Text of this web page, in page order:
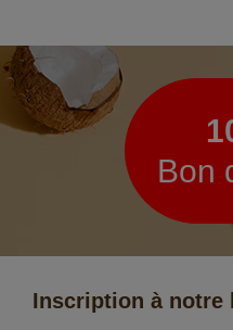
Lettre
d’information
Bon
Inscription à notre